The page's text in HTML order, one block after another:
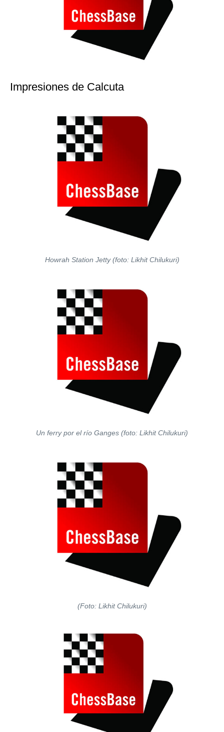
Impresiones de Calcuta
Howrah Station Jetty (foto: Likhit Chilukuri)
Un ferry por el río Ganges (foto: Likhit Chilukuri)
(Foto: Likhit Chilukuri)